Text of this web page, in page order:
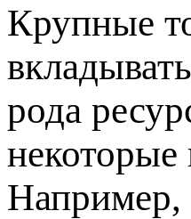
Крупные
рода